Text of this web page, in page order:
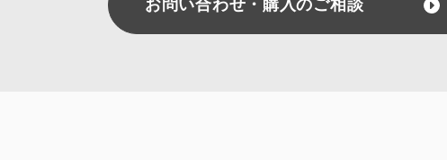
お問い合わせ・購入のご相談